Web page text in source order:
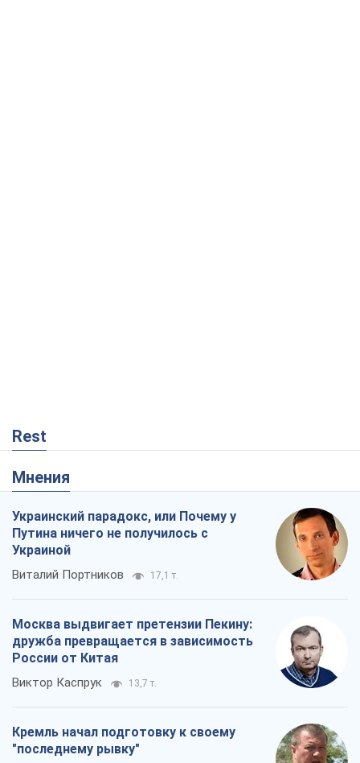
Rest
Мнения
Украинский парадокс, или Почему у
Путина ничего не получилось с
Украиной
Виталий Портников 17,1 т.
Москва выдвигает претензии Пекину:
дружба превращается в зависимость
России от Китая
Виктор Каспрук 13,7 т.
Кремль начал подготовку к своему
"последнему рывку"